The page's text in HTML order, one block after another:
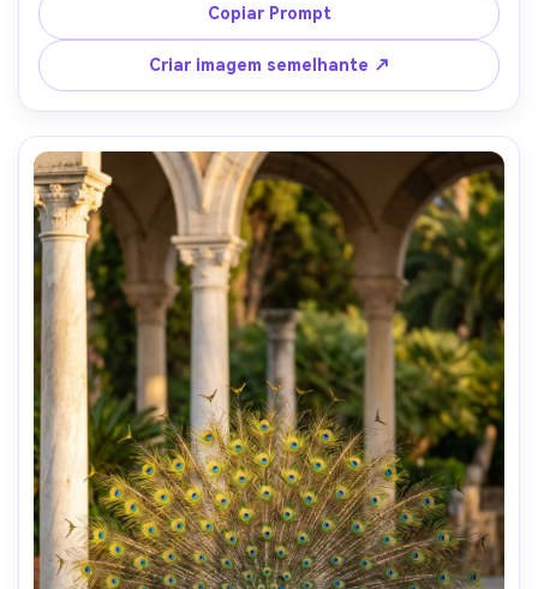
com 135mm f/1.8, bokeh cremoso, textura fotorealista,
saturação rica, composição vertical para mídia social- -ar
4:5
Copiar Prompt
Criar imagem semelhante ↗